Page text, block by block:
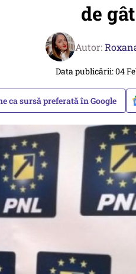
de gât
Autor:
Data publicării: 04
ca sursă preferată în Google